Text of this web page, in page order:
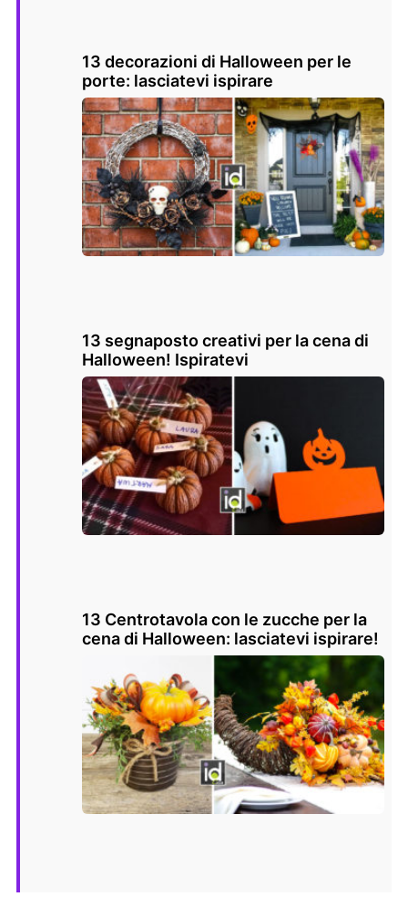
13 decorazioni di Halloween per le
porte: lasciatevi ispirare
13 segnaposto creativi per la cena di
Halloween! Ispiratevi
13 Centrotavola con le zucche per la
cena di Halloween: lasciatevi ispirare!